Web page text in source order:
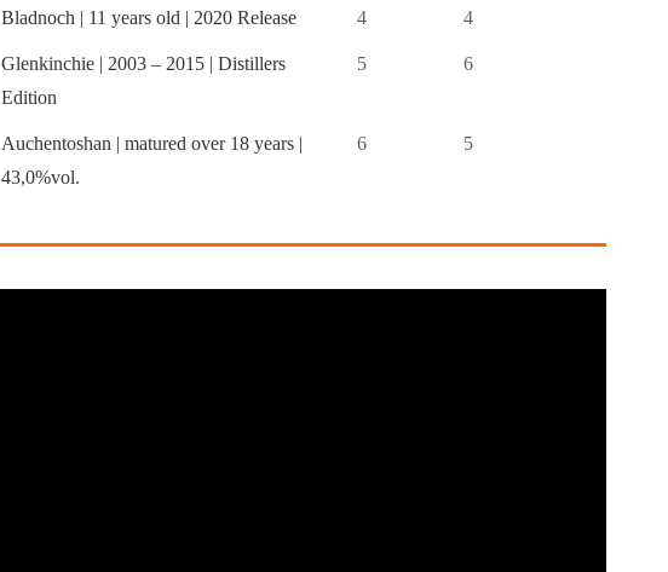
Bladnoch | 11 years old | 2020 Release 4 4
Glenkinchie | 2003 – 2015 | Distillers
Edition
5 6
Auchentoshan | matured over 18 years |
43,0%vol.
6 5